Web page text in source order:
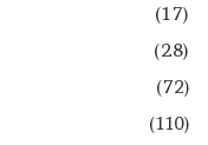
(17)
(28)
(72)
(110)